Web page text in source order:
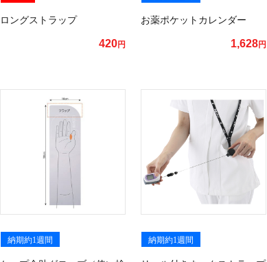
ロングストラップ
420円
お薬ポケットカレンダー
1,628円
納期約1週間 納期約1週間